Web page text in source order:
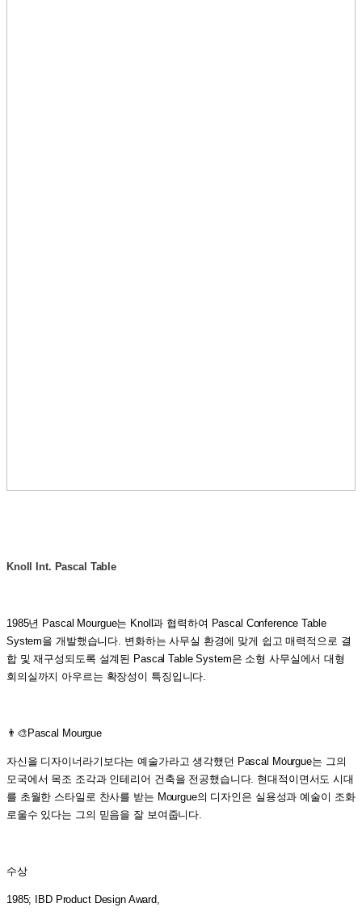
Knoll Int. Pascal Table
1985년 Pascal Mourgue는 Knoll과 협력하여 Pascal Conference Table
System을 개발했습니다. 변화하는 사무실 환경에 맞게 쉽고 매력적으로 결
합 및 재구성되도록 설계된 Pascal Table System은 소형 사무실에서 대형
회의실까지 아우르는 확장성이 특징입니다.
👨‍🎨Pascal Mourgue
자신을 디자이너라기보다는 예술가라고 생각했던 Pascal Mourgue는 그의
모국에서 목조 조각과 인테리어 건축을 전공했습니다. 현대적이면서도 시대
를 초월한 스타일로 찬사를 받는 Mourgue의 디자인은 실용성과 예술이 조화
로울수 있다는 그의 믿음을 잘 보여줍니다.
수상
1985; IBD Product Design Award,